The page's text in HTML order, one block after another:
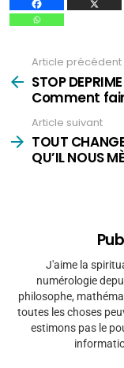
plus
Article précédent
STOP
Comment
Article suivant
TOUT
QU’IL NOUS
J'aime la
numérologie
philosophe,
toutes les choses
estimons pas le